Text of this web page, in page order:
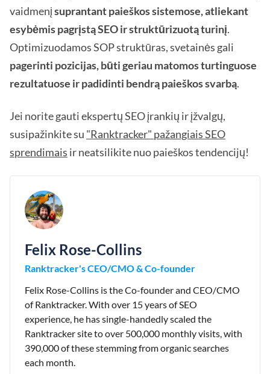
vaidmenįsuprantant paieškos sistemose, atliekant
esybėmis pagrįstą SEO ir struktūrizuotą turinį.
Optimizuodamos SOP struktūras, svetainės gali
pagerinti pozicijas, būti geriau matomos turtinguose
rezultatuose ir padidinti bendrą paieškos svarbą.
Jei norite gauti ekspertų SEO įrankių ir įžvalgų,
susipažinkite su "Ranktracker" pažangiais SEO
sprendimais ir neatsilikite nuo paieškos tendencijų!
Felix Rose-Collins
Ranktracker's CEO/CMO & Co-founder
Felix Rose-Collins is the Co-founder and CEO/CMO
of Ranktracker. With over 15 years of SEO
experience, he has single-handedly scaled the
Ranktracker site to over 500,000 monthly visits, with
390,000 of these stemming from organic searches
each month.